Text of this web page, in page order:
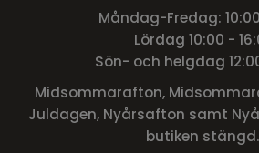
Måndag-Fredag:
Lördag 10:00 -
Sön- och helgdag
Midsommarafton,
Juldagen, Nyårsafton samt
butiken stängd.